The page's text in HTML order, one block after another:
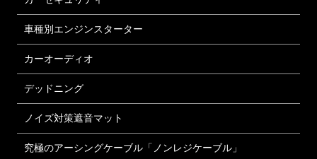
車種別エンジンスターター
カーオーディオ
デッドニング
ノイズ対策遮音マット
究極のアーシングケーブル「ノンレジケーブル」